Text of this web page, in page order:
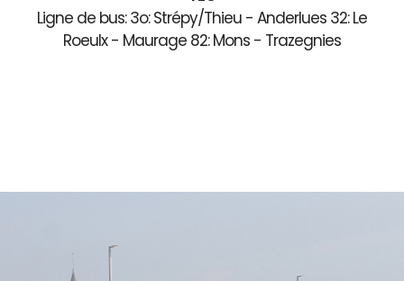
Ligne de bus: 3o: Strépy/Thieu - Anderlues 32: Le
Roeulx - Maurage 82: Mons - Trazegnies